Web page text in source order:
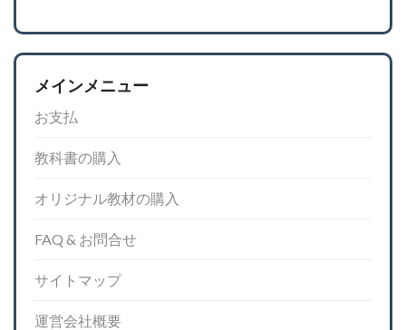
メインメニュー
お支払
教科書の購入
オリジナル教材の購入
FAQ & お問合せ
サイトマップ
運営会社概要